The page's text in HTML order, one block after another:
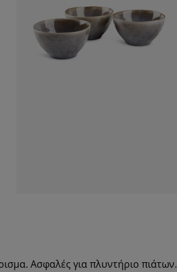
Ασφαλές για πλυντήριο πιάτων.